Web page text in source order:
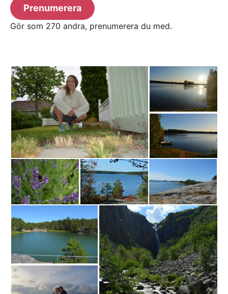
Prenumerera
Gör som 270 andra, prenumerera du med.